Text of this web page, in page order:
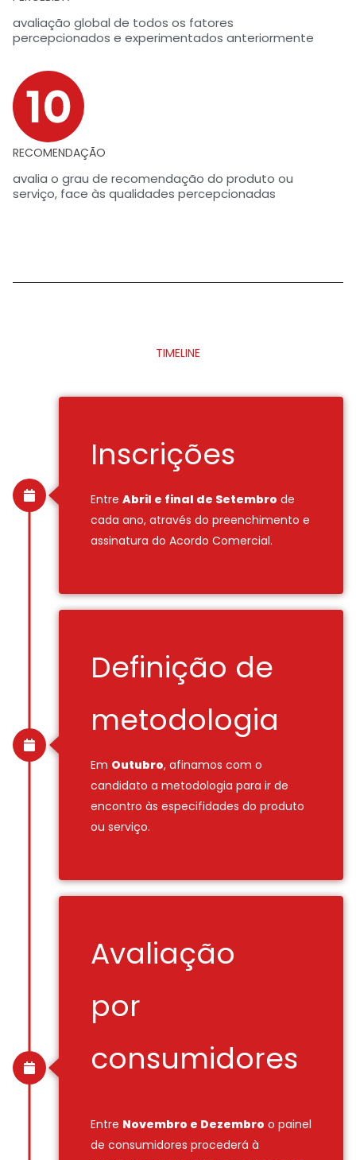
avaliação global de todos os fatores
percepcionados e experimentados anteriormente
RECOMENDAÇÃO
avalia o grau de recomendação do produto ou
serviço, face às qualidades percepcionadas
TIMELINE
Inscrições
Entre Abril e final de Setembro de
cada ano, através do preenchimento e
assinatura do Acordo Comercial.
Definição de
metodologia
Em Outubro, afinamos com o
candidato a metodologia para ir de
encontro às especifidades do produto
ou serviço.
Avaliação
por
consumidores
Entre Novembro e Dezembro o painel
de consumidores procederá à